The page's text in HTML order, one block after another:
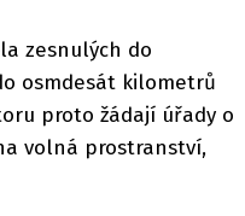
zesnulých do
osmdesát kilometrů
proto žádají úřady o
volná prostranství,